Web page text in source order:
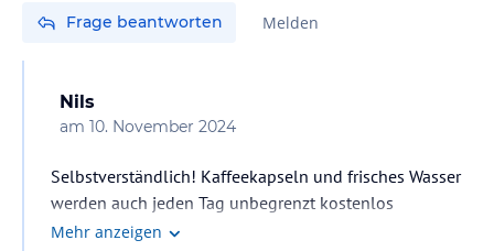
Frage beantworten Melden
Nils
am 10. November 2024
Selbstverständlich! Kaffeekapseln und frisches Wasser
werden auch jeden Tag unbegrenzt kostenlos
nachgefüllt.
Mehr anzeigen